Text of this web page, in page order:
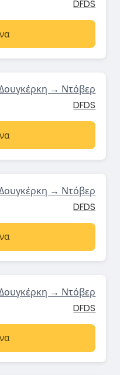
DFDS
→ Ντόβερ
DFDS
→ Ντόβερ
DFDS
→ Ντόβερ
DFDS